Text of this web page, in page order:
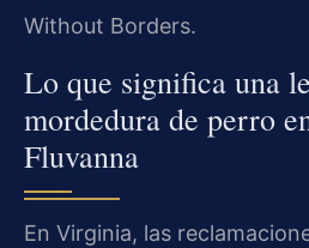
Without Borders.
Lo que significa una
mordedura de perro
Fluvanna
En Virginia, las